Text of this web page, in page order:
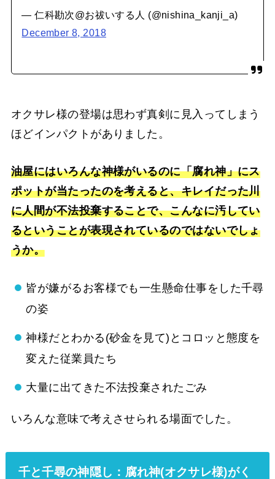
— 仁科勘次@お祓いする人 (@nishina_kanji_a)
December 8, 2018
オクサレ様の登場は思わず真剣に見入ってしまう
ほどインパクトがありました。
油屋にはいろんな神様がいるのに「腐れ神」にス
ポットが当たったのを考えると、キレイだった川
に人間が不法投棄することで、こんなに汚してい
るということが表現されているのではないでしょ
うか。
皆が嫌がるお客様でも一生懸命仕事をした千尋
の姿
神様だとわかる(砂金を見て)とコロッと態度を
変えた従業員たち
大量に出てきた不法投棄されたごみ
いろんな意味で考えさせられる場面でした。
千と千尋の神隠し：腐れ神(オクサレ様)がく